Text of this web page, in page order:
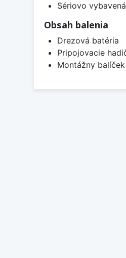
Sériovo
Obsah balenia
Drezová batéria
Pripojovacie
Montážny balíček